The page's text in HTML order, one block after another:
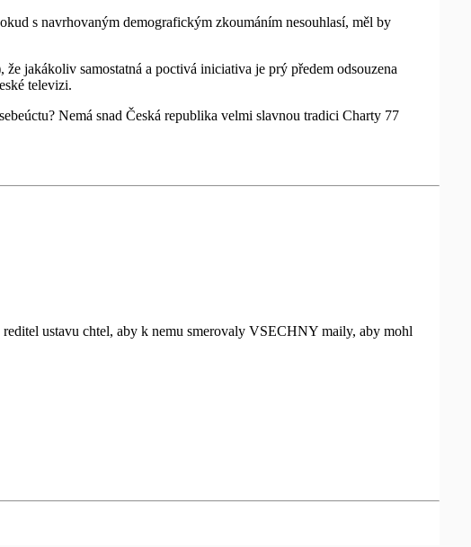
s navrhovaným demografickým zkoumáním nesouhlasí, měl by
jakákoliv samostatná a poctivá iniciativa je prý předem odsouzena
televizi.
Nemá snad Česká republika velmi slavnou tradici Charty 77
ustavu chtel, aby k nemu smerovaly VSECHNY maily, aby mohl